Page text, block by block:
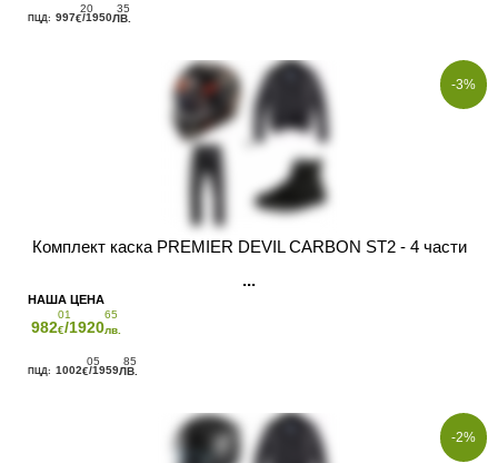
997
20
€/1950
35
ЛВ.
-3%
Комплект каска PREMIER DEVIL CARBON ST2 - 4 части
982
01
€/1920
65
лв.
1002
05
€/1959
85
ЛВ.
-2%